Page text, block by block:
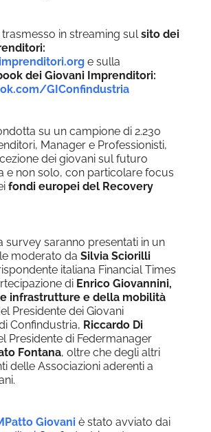
trasmesso in streaming sulsito dei
e sulla
dei Giovani Imprenditori:
GIConfindustria
su un campione di 2.230
Manager e Professionisti,
dei giovani sul futuro
e non solo, con particolare focus
fondi europei del Recovery
survey saranno presentati in un
moderato da Silvia Sciorilli
italiana Financial Times
di Enrico Giovannini,
infrastrutture e della mobilità
Presidente dei Giovani
Confindustria, Riccardo Di
Presidente di Federmanager
Fontana, oltre che degli altri
delle Associazioni aderenti a
Giovaniè stato avviato dai